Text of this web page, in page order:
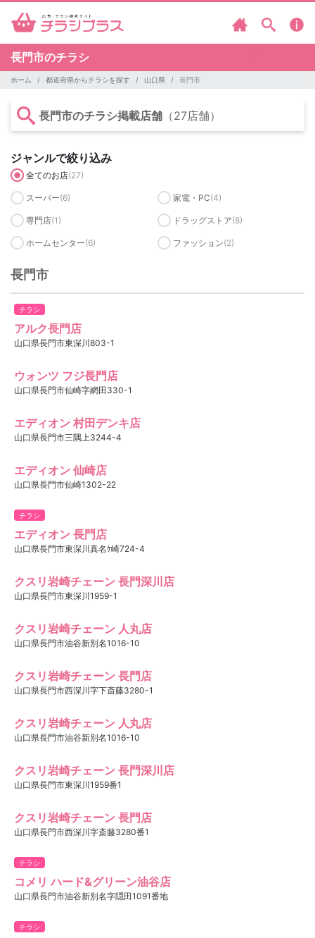
長門市のチラシ
ホーム 都道府県からチラシを探す 山口県 長門市
長門市のチラシ掲載店舗 （27店舗）
ジャンルで絞り込み
全てのお店(27)
スーパー(6) 家電・PC(4)
専門店(1) ドラッグストア(8)
ホームセンター(6) ファッション(2)
長門市
チラシ
アルク長門店
山口県長門市東深川803-1
ウォンツ フジ長門店
山口県長門市仙崎字網田330-1
エディオン 村田デンキ店
山口県長門市三隅上3244-4
エディオン 仙崎店
山口県長門市仙崎1302-22
チラシ
エディオン 長門店
山口県長門市東深川真名ｹ崎724-4
クスリ岩崎チェーン 長門深川店
山口県長門市東深川1959-1
クスリ岩崎チェーン 人丸店
山口県長門市油谷新別名1016-10
クスリ岩崎チェーン 長門店
山口県長門市西深川字下斎藤3280-1
クスリ岩崎チェーン 人丸店
山口県長門市油谷新別名1016-10
クスリ岩崎チェーン 長門深川店
山口県長門市東深川1959番1
クスリ岩崎チェーン 長門店
山口県長門市西深川字斎藤3280番1
チラシ
コメリ ハード&グリーン油谷店
山口県長門市油谷新別名字隠田1091番地
チラシ